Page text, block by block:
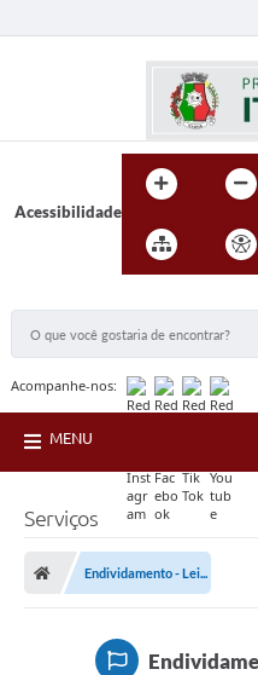
Acessibilidade
Acompanhe-nos:
MENU
Serviços
Endividamento - Lei...